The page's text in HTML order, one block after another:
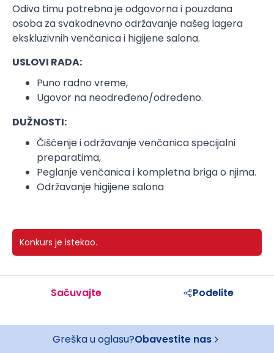
Odiva timu potrebna je odgovorna i pouzdana
osoba za svakodnevno održavanje našeg lagera
ekskluzivnih venčanica i higijene salona.
USLOVI RADA:
Puno radno vreme,
Ugovor na neodređeno/određeno.
DUŽNOSTI:
Čišćenje i održavanje venčanica specijalni
preparatima,
Peglanje venčanica i kompletna briga o njima.
Održavanje higijene salona
Konkurs je istekao.
Sačuvajte Podelite
Greška u oglasu?Obavestite nas